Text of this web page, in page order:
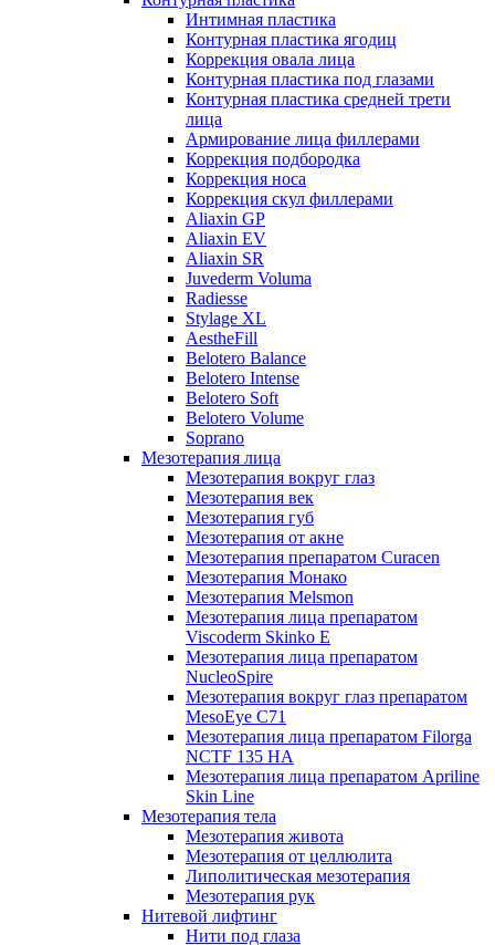
Интимная пластика
Контурная пластика ягодиц
Коррекция овала лица
Контурная пластика под глазами
Контурная пластика средней трети
лица
Армирование лица филлерами
Коррекция подбородка
Коррекция носа
Коррекция скул филлерами
Aliaxin GP
Aliaxin EV
Aliaxin SR
Juvederm Voluma
Radiesse
Stylage XL
AestheFill
Belotero Balance
Belotero Intense
Belotero Soft
Belotero Volume
Soprano
Мезотерапия лица
Мезотерапия вокруг глаз
Мезотерапия век
Мезотерапия губ
Мезотерапия от акне
Мезотерапия препаратом Curacen
Мезотерапия Монако
Мезотерапия Melsmon
Мезотерапия лица препаратом
Viscoderm Skinko E
Мезотерапия лица препаратом
NucleoSpire
Мезотерапия вокруг глаз препаратом
MesoEye С71
Мезотерапия лица препаратом Filorga
NCTF 135 HA
Мезотерапия лица препаратом Apriline
Skin Line
Мезотерапия тела
Мезотерапия живота
Мезотерапия от целлюлита
Липолитическая мезотерапия
Мезотерапия рук
Нитевой лифтинг
Нити под глаза